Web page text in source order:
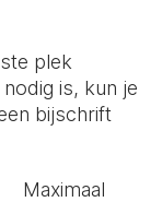
plek
is, kun je
bijschrift
Maximaal